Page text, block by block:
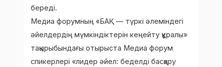
береді.
Медиа форумның «БАҚ — түркі әлеміндегі
әйелдердің мүмкіндіктерін кеңейту құралы»
тақырыбындағы отырыста Медиа форум
спикерлері «лидер әйел: беделді басқару